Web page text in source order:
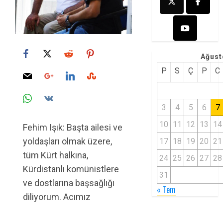
Fehim Işık: Başta ailesi ve
yoldaşları olmak üzere,
tüm Kürt halkına,
Kürdistanlı komünistlere
ve dostlarına başsağlığı
diliyorum. Acımız
P S Ç P C
3 4 5 6
7
10 11 12 13
14
17 18 19 20 21
24 25 26 27 28
31
« Tem